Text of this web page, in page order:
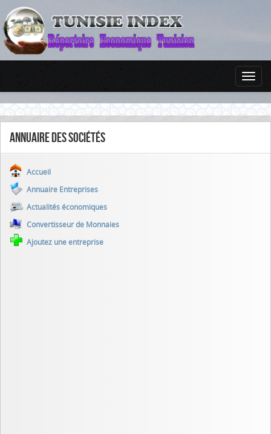
Annuaire des sociétés
Accueil
Annuaire Entreprises
Actualités économiques
Convertisseur de Monnaies
Ajoutez une entreprise